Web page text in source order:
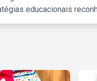
educacionais